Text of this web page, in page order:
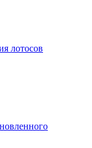
лотосов